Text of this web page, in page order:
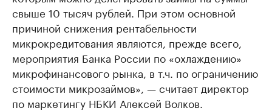
свыше 10 тысяч рублей. При этом основной
причиной снижения рентабельности
микрокредитования являются, прежде всего,
мероприятия Банка России по «охлаждению»
микрофинансового рынка, в т.ч. по ограничению
стоимости микрозаймов», — считает директор
по маркетингу НБКИ Алексей Волков.